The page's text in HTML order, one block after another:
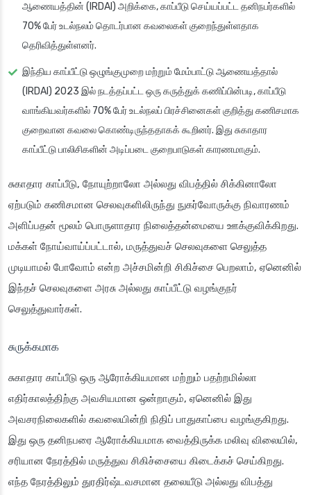
ஆணையத்தின் (IRDAI) அறிக்கை, காப்பீடு செய்யப்பட்ட தனிநபர்களில்
70% பேர் உடல்நலம் தொடர்பான கவலைகள் குறைந்துள்ளதாக
தெரிவித்துள்ளனர்.
இந்திய காப்பீட்டு ஒழுங்குமுறை மற்றும் மேம்பாட்டு ஆணையத்தால்
(IRDAI) 2023 இல் நடத்தப்பட்ட ஒரு கருத்துக் கணிப்பின்படி, காப்பீடு
வாங்கியவர்களில் 70% பேர் உடல்நலப் பிரச்சினைகள் குறித்து கணிசமாக
குறைவான கவலை கொண்டிருந்ததாகக் கூறினர். இது சுகாதார
காப்பீட்டு பாலிசிகளின் அடிப்படை குறைபாடுகள் காரணமாகும்.
சுகாதார காப்பீடு, நோயுற்றாலோ அல்லது விபத்தில் சிக்கினாலோ
ஏற்படும் கணிசமான செலவுகளிலிருந்து நுகர்வோருக்கு நிவாரணம்
அளிப்பதன் மூலம் பொருளாதார நிலைத்தன்மையை ஊக்குவிக்கிறது.
மக்கள் நோய்வாய்ப்பட்டால், மருத்துவச் செலவுகளை செலுத்த
முடியாமல் போவோம் என்ற அச்சமின்றி சிகிச்சை பெறலாம், ஏனெனில்
இந்தச் செலவுகளை அரசு அல்லது காப்பீட்டு வழங்குநர்
செலுத்துவார்கள்.
சுருக்கமாக
சுகாதார காப்பீடு ஒரு ஆரோக்கியமான மற்றும் பதற்றமில்லா
எதிர்காலத்திற்கு அவசியமான ஒன்றாகும், ஏனெனில் இது
அவசரநிலைகளில் கவலையின்றி நிதிப் பாதுகாப்பை வழங்குகிறது.
இது ஒரு தனிநபரை ஆரோக்கியமாக வைத்திருக்க மலிவு விலையில்,
சரியான நேரத்தில் மருத்துவ சிகிச்சையை கிடைக்கச் செய்கிறது.
எந்த நேரத்திலும் துரதிர்ஷ்டவசமான தலையீடு அல்லது விபத்து